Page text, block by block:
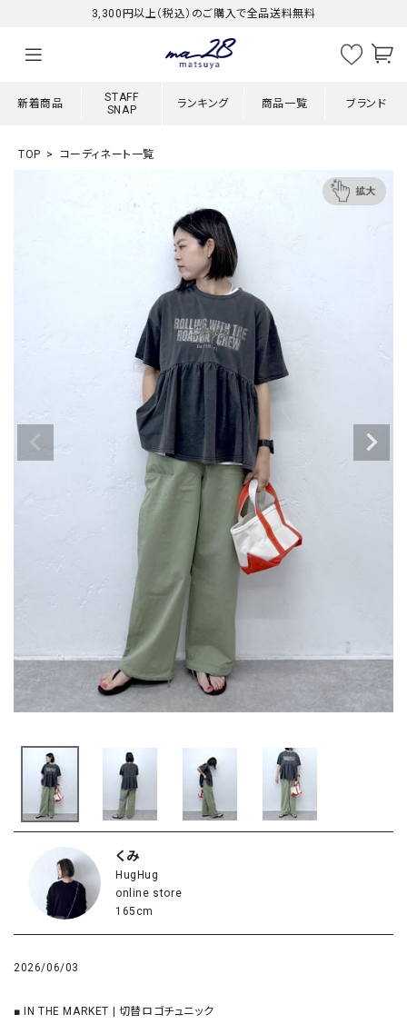
3,300円以上（税込）のご購入で全品送料無料
新着商品
STAFF
SNAP
ランキング 商品一覧 ブランド
TOP コーディネート一覧
くみ
HugHug
online store
165cm
2026/06/03
■ IN THE MARKET | 切替ロゴチュニック